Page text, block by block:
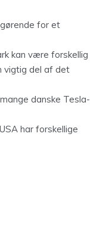
for et
kan være forskellig
vigtig del af det
danske Tesla-
har forskellige